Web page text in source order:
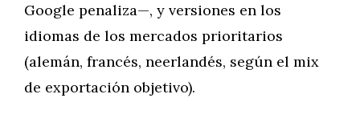
Google penaliza—, y versiones en los
idiomas de los mercados prioritarios
(alemán, francés, neerlandés, según el mix
de exportación objetivo).